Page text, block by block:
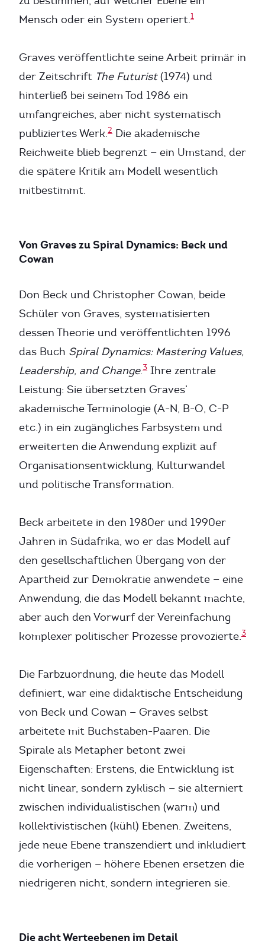
Mensch oder ein System operiert.1
Graves veröffentlichte seine Arbeit primär in
der Zeitschrift The Futurist(1974) und
hinterließ bei seinem Tod 1986 ein
umfangreiches, aber nicht systematisch
publiziertes Werk.2 Die akademische
Reichweite blieb begrenzt — ein Umstand, der
die spätere Kritik am Modell wesentlich
mitbestimmt.
Von Graves zu Spiral Dynamics: Beck und
Cowan
Don Beck und Christopher Cowan, beide
Schüler von Graves, systematisierten
dessen Theorie und veröffentlichten 1996
das Buch Spiral Dynamics: Mastering Values,
Leadership, and Change.3 Ihre zentrale
Leistung: Sie übersetzten Graves’
akademische Terminologie (A-N, B-O, C-P
etc.) in ein zugängliches Farbsystem und
erweiterten die Anwendung explizit auf
Organisationsentwicklung, Kulturwandel
und politische Transformation.
Beck arbeitete in den 1980er und 1990er
Jahren in Südafrika, wo er das Modell auf
den gesellschaftlichen Übergang von der
Apartheid zur Demokratie anwendete — eine
Anwendung, die das Modell bekannt machte,
aber auch den Vorwurf der Vereinfachung
komplexer politischer Prozesse provozierte.3
Die Farbzuordnung, die heute das Modell
definiert, war eine didaktische Entscheidung
von Beck und Cowan — Graves selbst
arbeitete mit Buchstaben-Paaren. Die
Spirale als Metapher betont zwei
Eigenschaften: Erstens, die Entwicklung ist
nicht linear, sondern zyklisch — sie alterniert
zwischen individualistischen (warm) und
kollektivistischen (kühl) Ebenen. Zweitens,
jede neue Ebene transzendiert und inkludiert
die vorherigen — höhere Ebenen ersetzen die
niedrigeren nicht, sondern integrieren sie.
Die acht Werteebenen im Detail